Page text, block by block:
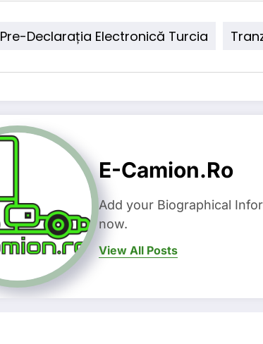
Pre-Declarația Electronică Turcia
E-Camion.ro
Add your Biographical
now.
View All Posts